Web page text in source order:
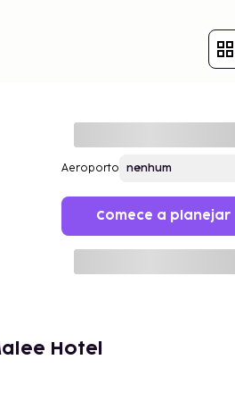
Aeroporto
Comece a planejar
Hotel